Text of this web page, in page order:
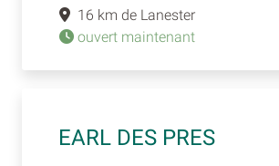
16 km de Lanester
ouvert maintenant
EARL DES PRES